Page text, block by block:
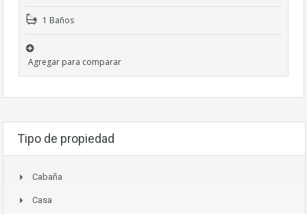
1 Baños
Agregar para comparar
Tipo de propiedad
Cabaña
Casa